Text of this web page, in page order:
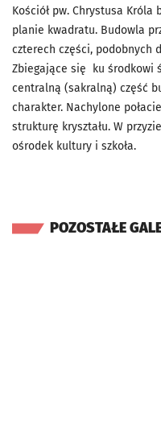
Kościół pw. Chrystusa Króla
planie kwadratu. Budowla
czterech części, podobnych
Zbiegające się ku środkowi
centralną (sakralną) część
charakter. Nachylone
strukturę kryształu. W
ośrodek kultury i szkoła.
POZOSTAŁE